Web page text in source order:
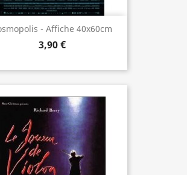
- Affiche 40x60cm
3,90 €